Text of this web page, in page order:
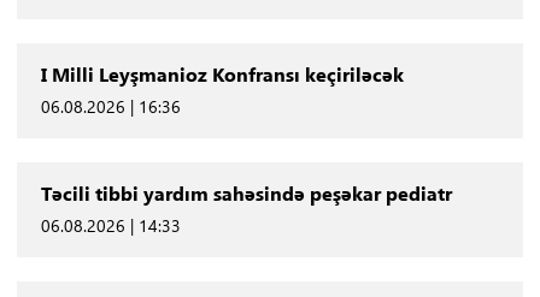
I Milli Leyşmanioz Konfransı keçiriləcək
06.08.2026 | 16:36
Təcili tibbi yardım sahəsində peşəkar pediatr
06.08.2026 | 14:33